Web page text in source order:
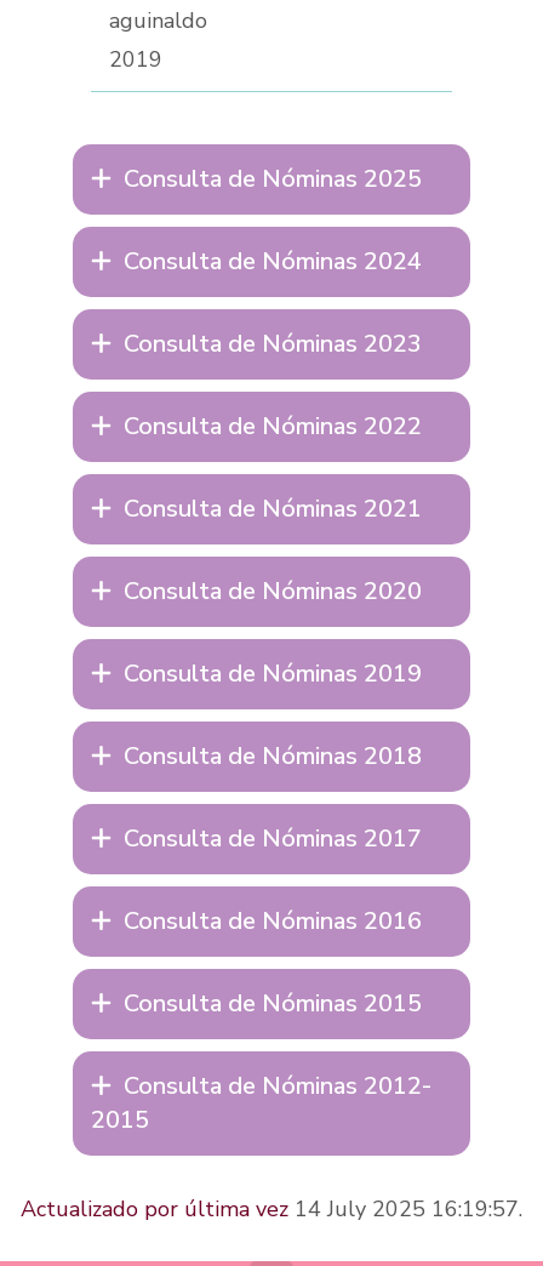
aguinaldo
2019
Consulta de Nóminas 2025
Consulta de Nóminas 2024
Consulta de Nóminas 2023
Consulta de Nóminas 2022
Consulta de Nóminas 2021
Consulta de Nóminas 2020
Consulta de Nóminas 2019
Consulta de Nóminas 2018
Consulta de Nóminas 2017
Consulta de Nóminas 2016
Consulta de Nóminas 2015
Consulta de Nóminas 2012-
2015
Actualizado por última vez 14 July 2025 16:19:57.